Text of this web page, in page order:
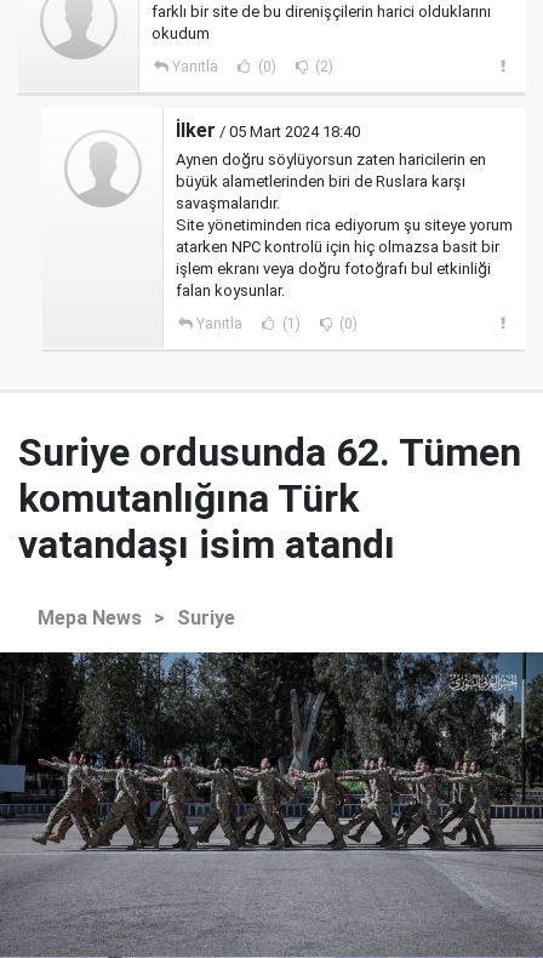
farklı bir site de bu direnişçilerin harici olduklarını
okudum
Yanıtla (0) (2)
İlker / 05 Mart 2024 18:40
Aynen doğru söylüyorsun zaten haricilerin en
büyük alametlerinden biri de Ruslara karşı
savaşmalarıdır.
Site yönetiminden rica ediyorum şu siteye yorum
atarken NPC kontrolü için hiç olmazsa basit bir
işlem ekranı veya doğru fotoğrafı bul etkinliği
falan koysunlar.
Yanıtla (1) (0)
Suriye ordusunda 62. Tümen
komutanlığına Türk
vatandaşı isim atandı
Mepa News > Suriye